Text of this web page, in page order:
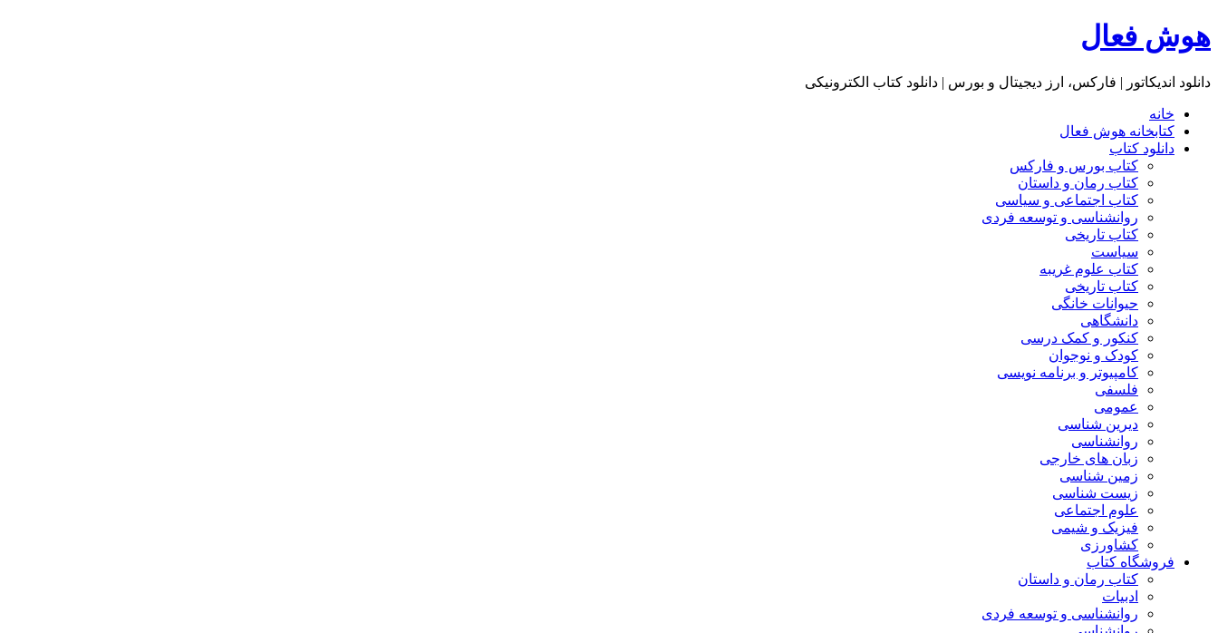
هوش فعال
دانلود اندیکاتور | فارکس، ارز دیجیتال و بورس | دانلود کتاب الکترونیکی
خانه
کتابخانه هوش فعال
دانلود کتاب
کتاب بورس و فارکس
کتاب رمان و داستان
کتاب اجتماعی و سیاسی
روانشناسی و توسعه فردی
کتاب تاریخی
سیاست
کتاب علوم غریبه
کتاب تاریخی
حیوانات خانگی
دانشگاهی
کنکور و کمک‌ درسی
کودک و نوجوان
کامپیوتر و برنامه نویسی
فلسفی
عمومی
دیرین شناسی
روانشناسی
زبان های خارجی
زمین شناسی
زیست شناسی
علوم اجتماعی
فیزیک و شیمی
کشاورزی
فروشگاه کتاب
کتاب رمان و داستان
ادبیات
روانشناسی و توسعه فردی